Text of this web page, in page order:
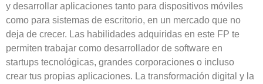
y desarrollar aplicaciones tanto para dispositivos móviles
como para sistemas de escritorio, en un mercado que no
deja de crecer. Las habilidades adquiridas en este FP te
permiten trabajar como desarrollador de software en
startups tecnológicas, grandes corporaciones o incluso
crear tus propias aplicaciones. La transformación digital y la